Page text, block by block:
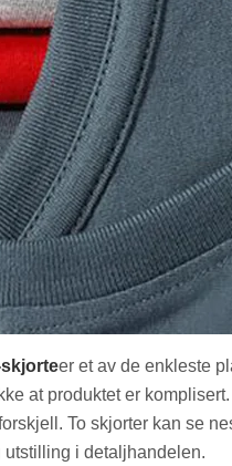
skjorteer et av de enkleste
at produktet er
To skjorter kan se
utstilling i detaljhandelen.